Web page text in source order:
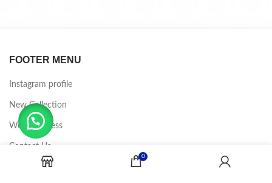
FOOTER MENU
Instagram profile
New Collection
Woman Dress
Contact Us
Latest News
0